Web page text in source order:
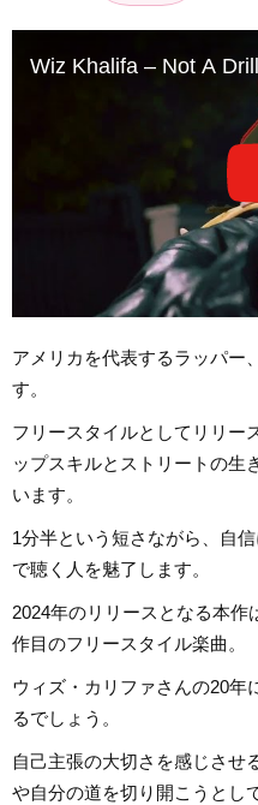
Wiz Khalifa – Not A
アメリカを代表するラッパー
す。
フリースタイルとしてリリー
ップスキルとストリートの生
います。
1分半という短さながら、自
で聴く人を魅了します。
2024年のリリースとなる本
作目のフリースタイル楽曲。
ウィズ・カリファさんの20年
るでしょう。
自己主張の大切さを感じさせ
や自分の道を切り開こうとし